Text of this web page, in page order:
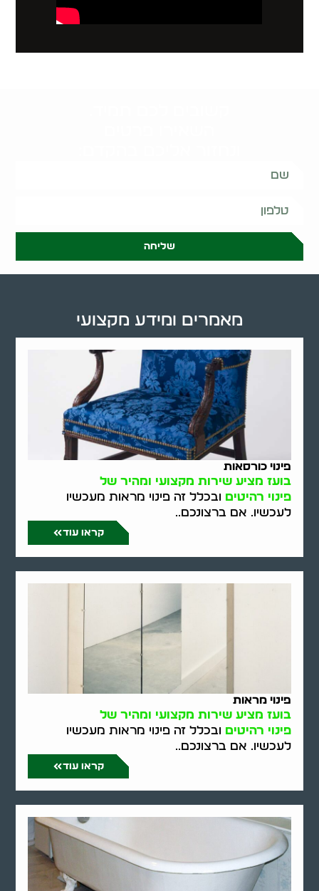
שליחה
פינוי כורסאות
בועז מציע שירות מקצועי ומהיר של
פינוי רהיטים ובכלל זה פינוי מראות מעכשיו
לעכשיו. אם ברצונכם..
קראו עוד
פינוי מראות
בועז מציע שירות מקצועי ומהיר של
פינוי רהיטים ובכלל זה פינוי מראות מעכשיו
לעכשיו. אם ברצונכם..
קראו עוד
מאמרים ומידע מקצועי